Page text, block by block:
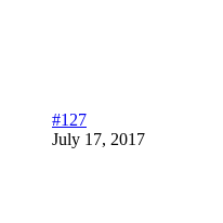
#127
July 17, 2017